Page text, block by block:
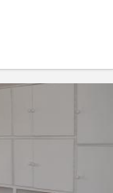
AU 31 AOUT 2026
27 non disponible
2027. À louer
de-jardin dans la